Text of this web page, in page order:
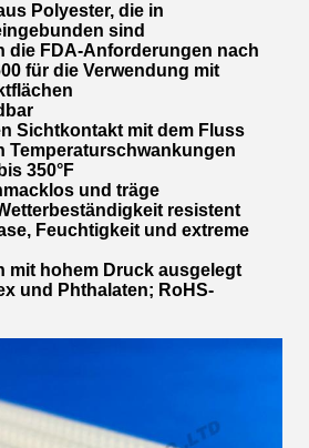
Polyester, die in
sind
die FDA-Anforderungen nach
für die Verwendung mit
Sichtkontakt mit dem Fluss
Temperaturschwankungen
350°F
und träge
resistent
Feuchtigkeit und extreme
mit hohem Druck ausgelegt
und Phthalaten; RoHS-